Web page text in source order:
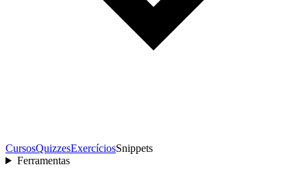
CursosQuizzesExercíciosSnippets
Ferramentas